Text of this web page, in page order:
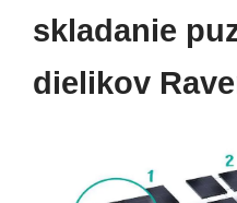
skladanie
dielikov